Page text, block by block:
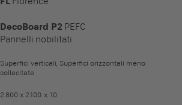
DecoBoard P2 PEFC
Pannelli nobilitati
Superfici verticali, Superfici orizzontali meno
sollecitate
2.800 x 2.100 x 10